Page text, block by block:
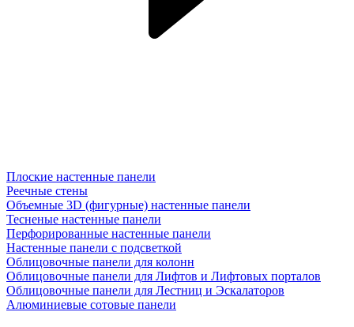
Плоские настенные панели
Реечные стены
Объемные 3D (фигурные) настенные панели
Тесненые настенные панели
Перфорированные настенные панели
Настенные панели с подсветкой
Облицовочные панели для колонн
Облицовочные панели для Лифтов и Лифтовых порталов
Облицовочные панели для Лестниц и Эскалаторов
Алюминиевые сотовые панели